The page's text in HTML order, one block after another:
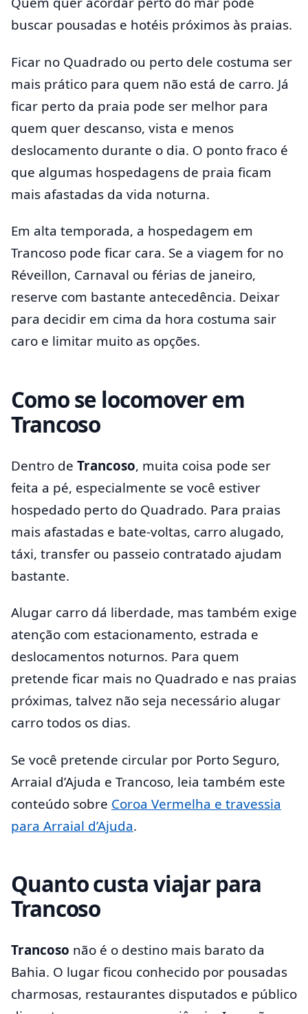
buscar pousadas e hotéis próximos às praias.
Ficar no Quadrado ou perto dele costuma ser
mais prático para quem não está de carro. Já
ficar perto da praia pode ser melhor para
quem quer descanso, vista e menos
deslocamento durante o dia. O ponto fraco é
que algumas hospedagens de praia ficam
mais afastadas da vida noturna.
Em alta temporada, a hospedagem em
Trancoso pode ficar cara. Se a viagem for no
Réveillon, Carnaval ou férias de janeiro,
reserve com bastante antecedência. Deixar
para decidir em cima da hora costuma sair
caro e limitar muito as opções.
Como se locomover em
Trancoso
Dentro de Trancoso, muita coisa pode ser
feita a pé, especialmente se você estiver
hospedado perto do Quadrado. Para praias
mais afastadas e bate-voltas, carro alugado,
táxi, transfer ou passeio contratado ajudam
bastante.
Alugar carro dá liberdade, mas também exige
atenção com estacionamento, estrada e
deslocamentos noturnos. Para quem
pretende ficar mais no Quadrado e nas praias
próximas, talvez não seja necessário alugar
carro todos os dias.
Se você pretende circular por Porto Seguro,
Arraial d’Ajuda e Trancoso, leia também este
conteúdo sobre Coroa Vermelha e travessia
para Arraial d’Ajuda.
Quanto custa viajar para
Trancoso
Trancoso não é o destino mais barato da
Bahia. O lugar ficou conhecido por pousadas
charmosas, restaurantes disputados e público